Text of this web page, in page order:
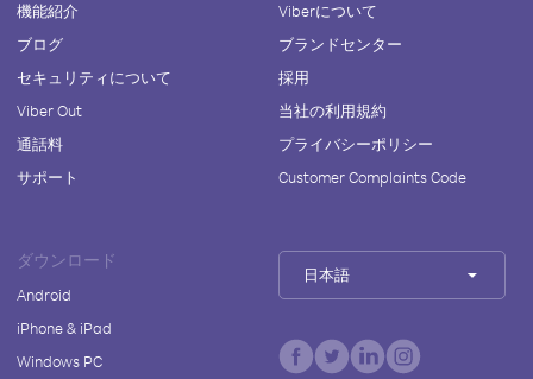
機能紹介
ブログ
セキュリティについて
Viber Out
通話料
サポート
Viberについて
ブランドセンター
採用
当社の利用規約
プライバシーポリシー
Customer Complaints Code
ダウンロード
Android
iPhone & iPad
Windows PC
日本語